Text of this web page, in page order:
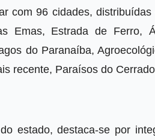
com 96 cidades,
Emas, Estrada de Ferro,
do Paranaíba,
recente, Paraísos do
estado, destaca-se por